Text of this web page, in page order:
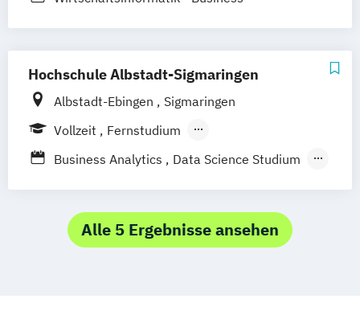
Hochschule Albstadt-Sigmaringen
Albstadt-Ebingen
Sigmaringen
Vollzeit
Fernstudium
Berufsbegleitendes Präsenzstudium
Business Analytics
Data Science Studium
IT-Management Wirtschaftsinformatik
Alle 5 Ergebnisse ansehen